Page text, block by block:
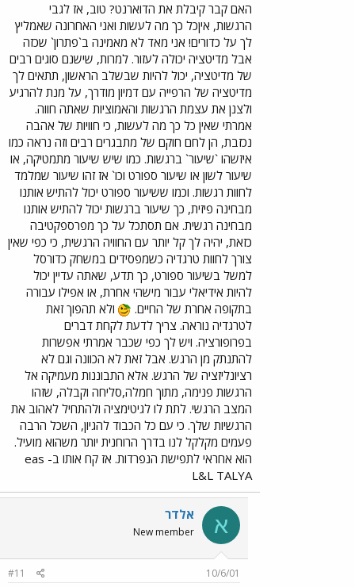
האם קבר קיבלת את הדוארנט? טוב, אז לגבי
הרגשות, איןכל כך מה לעשות ואני האחרונה שאמליץ
לך על כדורים! אני מאד לא מאמינה ב`פתרון` שכזה
אבל מדיטציה יכולה לעזור. למרות, שישנם סוגים רבים
של מדיטציה, יכול להיות שבשלב הראשון, תתאים לך
מדיטציה של הרפייה עם דמיון מודרך, על מנת להרגיע
ולצנן את עצמת הרגשות והאמוציות שאתה חווה.
אמרתי שאין כל כך מה לעשות, כי חוויות של אהבה
נכזבת, הן לחם חוקם של מתבגרים רבים וזה נראה כמו
איזשהו `שיעור` ברגשות. כמו שיש שיעור מתמטיקה, או
שיעור לשון או שיעור ספורט וכו` אז זהו שיעור שמלמד
לחוות רגשות. וכמו ששיעור ספורט יכול להתיש אותנו
מבחינה פיזית, כך שיעור ברגשות יכול להתיש אותנו
מבחינה רגשית. אם תסתכל על כך מפרספקטיבה
כזאת, יהיה לך קל יותר עם החוויה הרגשית, כי כפי שאין
צורך לחוות טרגדיה כשמפסידים במשחק כדורסל
למשל בשיעור ספורט, כך תדע, שאתה עדיין יכול
להיות אידיאלי עבור מישהי אחרת, או אפילו עבורה
בתקופה אחרת של החיים.
ולא תהפוך זאת
לטרגדיה נוראה. צריך לדעת לקחת דברים
בפרופורציה. ויש לך כפי שכבר אמרתי אפשרות
להתנתק מן הרגש. אבל זאת לא הכוונה וגם לא
רציונליזציה של הרגש. אלא התבוננות מעמיקה אל
הרגשות פנימה, מתוך חמלה,סליחה וקבלה, שזהו
המצב הרגשי. לתת לו לגיטימציה ולהתחיל לאהוב את
הרגשיות שלך. כי עם כל הכבוד להגיון, השכל הרבה
פעמים מקלקל לנו בדרך הרוחנית יותר משהוא מועיל.
הוא אחראי לתפישת הנפרדות. אז קח אותו ב- eas
L&L TALYA
א אלדר
New member
10/6/01
#11